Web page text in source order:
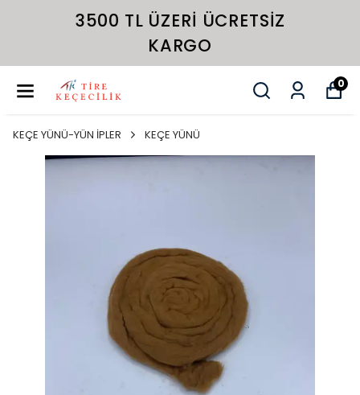
3500 TL ÜZERI ÜCRETSIZ
KARGO
0
KEÇE YÜNÜ-YÜN İPLER KEÇE YÜNÜ